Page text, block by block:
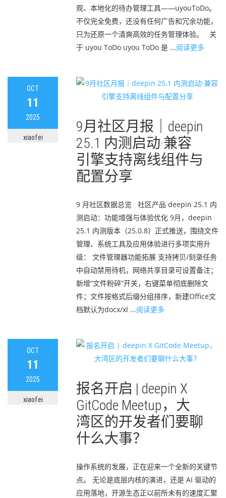
观、本地化的待办管理工具——uyouToDo。
不仅完全免费，还没有任何广告和冗余功能，
只为还原一个清爽高效的任务管理体验。 关
于 uyou ToDo uyou ToDo 是 ...阅读更多
OCT
11
2025
xiaofei
9月社区月报｜deepin
25.1 内测启动·兼容
引擎支持离线组件与
配置分享
9 月社区数据总览 社区产品 deepin 25.1 内
测启动：功能增强与体验优化 9月，deepin
25.1 内测版本（25.0.8）正式推送，围绕文件
管理、系统工具及应用体验进行多项实用升
级： 文件管理器功能拓展 支持拷贝/刻录任务
中自动禁用待机，网络共享目录可设置备注；
新增“文件粉碎”开关，右键菜单彻底删除文
件；文件按格式后缀分组排序，新建Office文
档默认为docx/xl ...阅读更多
OCT
11
2025
xiaofei
报名开启 | deepin X
GitCode Meetup，大
湾区的开发者们要聊
什么大事？
操作系统的发展，正在迎来一个全新的关键节
点。 无论是底层内核的演进，还是 AI 驱动的
应用落地，开源生态正以前所未有的速度汇聚